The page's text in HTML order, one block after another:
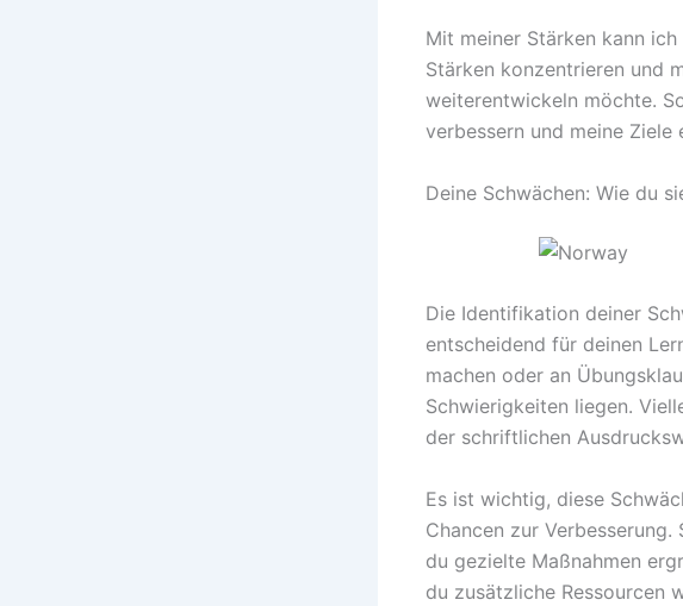
Mit meiner Stärken kann
Stärken konzentrieren und
weiterentwickeln möchte.
verbessern und meine Ziele
Deine Schwächen: Wie du
Die Identifikation deiner
entscheidend für deinen
machen oder an
Schwierigkeiten liegen.
der schriftlichen
Es ist wichtig, diese
Chancen zur
du gezielte Maßnahmen
du zusätzliche Ressourcen